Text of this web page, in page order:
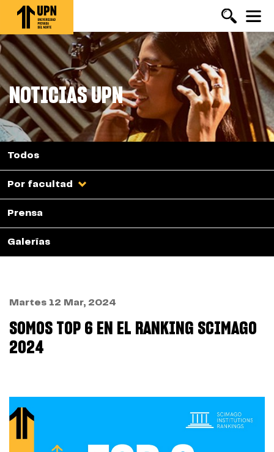
Pasar
contenido
principal
NOTICIAS UPN
Todos
Por facultad
Prensa
Galerías
Martes 12 Mar, 2024
SOMOS TOP 6 EN EL RANKING SCIMAGO
2024